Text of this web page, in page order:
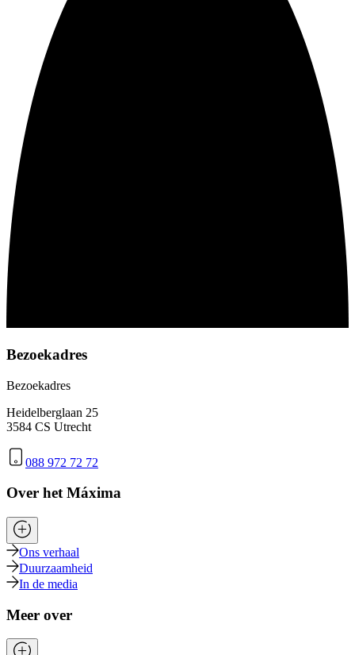
Bezoekadres
Bezoekadres
Heidelberglaan 25
3584 CS Utrecht
088 972 72 72
Over het Máxima
Ons verhaal
Duurzaamheid
In de media
Meer over